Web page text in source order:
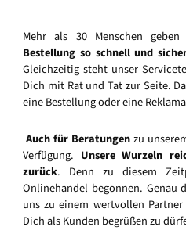
Mehr als 30 Menschen
Bestellung so schnell und
Gleichzeitig steht unser
Dich mit Rat und Tat zur Seite.
eine Bestellung oder eine
Auch für Beratungenzu
Verfügung. Unsere Wurzeln
zurück. Denn zu diesem
Onlinehandel begonnen. Genau
uns zu einem wertvollen
Dich als Kunden begrüßen zu